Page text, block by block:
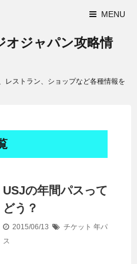
MENU
オジャパン攻略情
レストラン、ショップなど各種情報を
USJの年間パスって
どう？
2015/06/13 チケット 年パ
ス